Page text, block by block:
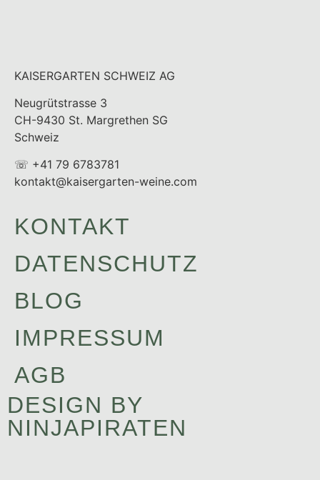
KAISERGARTEN SCHWEIZ AG
Neugrütstrasse 3
CH-9430 St. Margrethen SG
Schweiz
☏ +41 79 6783781
kontakt@kaisergarten-weine.com
KONTAKT
DATENSCHUTZ
BLOG
IMPRESSUM
AGB
DESIGN BY
NINJAPIRATEN